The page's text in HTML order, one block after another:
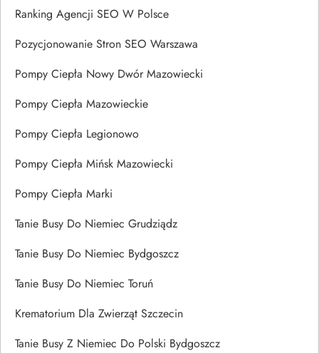
Ranking Agencji SEO W Polsce
Pozycjonowanie Stron SEO Warszawa
Pompy Ciepła Nowy Dwór Mazowiecki
Pompy Ciepła Mazowieckie
Pompy Ciepła Legionowo
Pompy Ciepła Mińsk Mazowiecki
Pompy Ciepła Marki
Tanie Busy Do Niemiec Grudziądz
Tanie Busy Do Niemiec Bydgoszcz
Tanie Busy Do Niemiec Toruń
Krematorium Dla Zwierząt Szczecin
Tanie Busy Z Niemiec Do Polski Bydgoszcz